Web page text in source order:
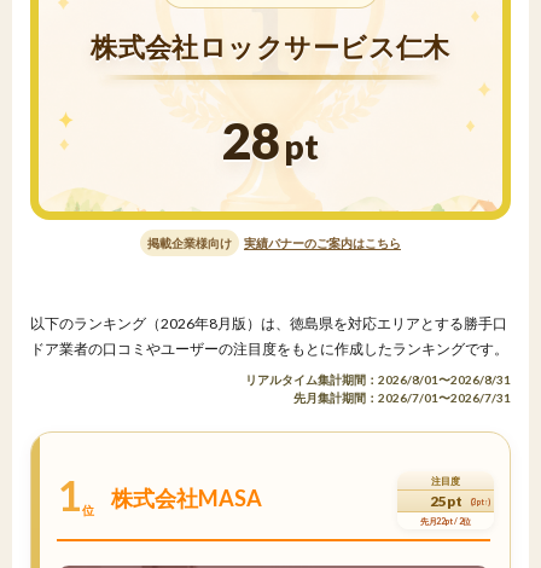
株式会社ロックサービス仁木
28pt
掲載企業様向け 実績バナーのご案内はこちら
以下のランキング（2026年8月版）は、徳島県を対応エリアとする勝手口
ドア業者の口コミやユーザーの注目度をもとに作成したランキングです。
リアルタイム集計期間：2026/8/01〜2026/8/31
先月集計期間：2026/7/01〜2026/7/31
1位 株式会社MASA
注目度
25pt (3pt↑)
先月22pt / 2位